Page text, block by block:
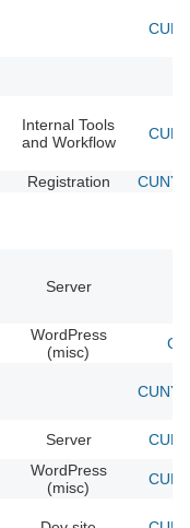
Internal Tools
and Workflow
Registration CUNY
Server
WordPress
(misc)
CUNY
Server
WordPress
(misc)